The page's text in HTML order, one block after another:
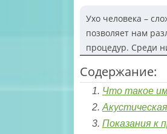
Ухо человека –
позволяет нам
процедур. Среди
Содержание:
Что такое
Показания к